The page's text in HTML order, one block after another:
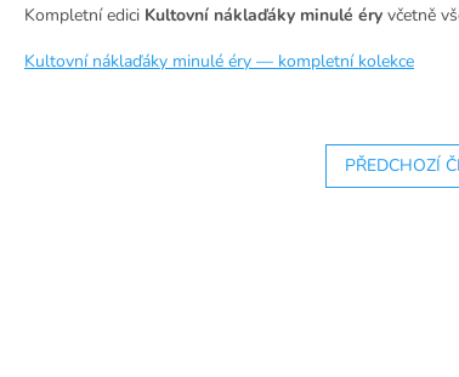
Kompletní edici Kultovní náklaďáky minulé éry včetně
Kultovní náklaďáky minulé éry — kompletní kolekce
PŘEDCHOZÍ